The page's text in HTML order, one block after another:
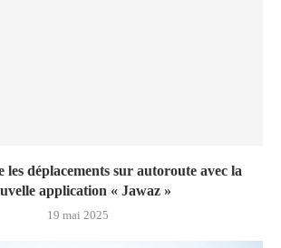
déplacements sur autoroute avec la
application « Jawaz »
19 mai 2025